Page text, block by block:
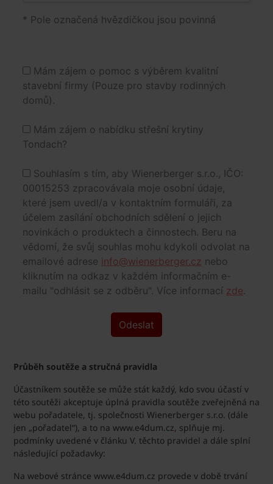
Průběh soutěže a stručná pravidla
Účastníkem soutěže se může stát každý, kdo svou účastí v
této soutěži akceptuje úplná pravidla soutěže zveřejněná na
webu pořadatele, tj. společnosti Wienerberger s.r.o. (dále
jen „pořadatel“), a to na www.e4dum.cz, splňuje mj.
podmínky uvedené v článku V. těchto pravidel a dále splní
následující požadavky:
Na webové stránce www.e4dum.cz provede v době trvání